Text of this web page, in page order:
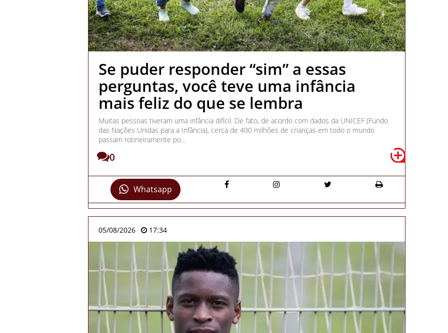
Se puder responder “sim” a essas
perguntas, você teve uma infância
mais feliz do que se lembra
Muitas pessoas tiveram uma infância difícil. De fato, de acordo com dados da UNICEF (Fundo
das Nações Unidas para a Infância), cerca de 400 milhões de crianças em todo o mundo
passam rotineiramente po...
0
Whatsapp
05/08/2026 17:34